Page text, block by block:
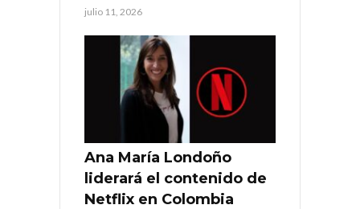
julio 11, 2026
Ana María Londoño
liderará el contenido de
Netflix en Colombia